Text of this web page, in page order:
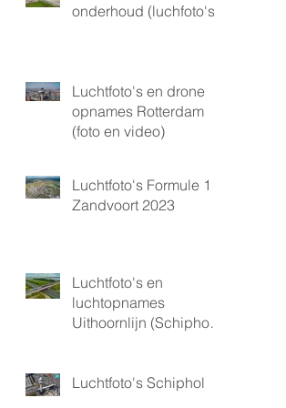
onderhoud (luchfoto's)
Luchtfoto's en drone
opnames Rotterdam
(foto en video)
Luchtfoto's Formule 1
Zandvoort 2023
Luchtfoto's en
luchtopnames
Uithoornlijn (Schiphol
Luchtfoto's Schiphol